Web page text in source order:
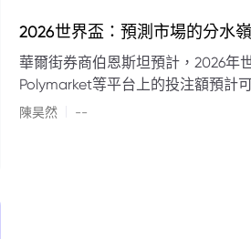
點：** * **交易邏輯轉變：** 順勢做多的市場邏輯已瓦解，市場走向變得難以預測。 * **科技股信心減弱：**
現顯著的單日反轉幅度，整體市場穩定性大幅下降。 * **經濟數據拉
縮貨幣政策預期升溫之間形成拉扯，加劇市場不確定性。 * **專
切換，投資者意見分歧程度處於極高水平。 * **聚焦聯準會：** 聯準會的利率決議及後
2026世界盃：預測市場的分水
華爾街券商伯恩斯坦預計，2026年
Polymarket等平台上的投注額預計
道、西班牙語轉播權以及對預測市
陳昊然 --